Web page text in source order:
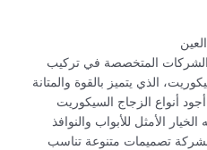
المتخصصة في تركيب
الذي يتميز بالقوة والمتانة
أنواع الزجاج السيكوريت
الأمثل للأبواب والنوافذ
تصميمات متنوعة تناسب